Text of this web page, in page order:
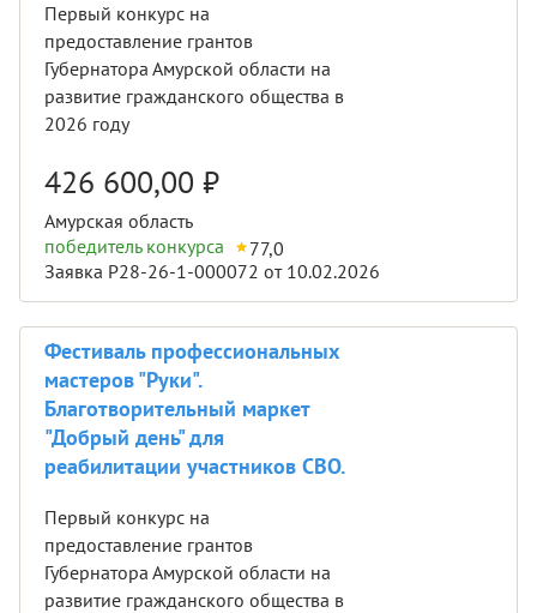
Первый конкурс на
предоставление грантов
Губернатора Амурской области на
развитие гражданского общества в
2026 году
426 600,00 ₽
Амурская область
победитель конкурса
77,0
Заявка Р28-26-1-000072 от 10.02.2026
Фестиваль профессиональных
мастеров "Руки".
Благотворительный маркет
"Добрый день" для
реабилитации участников СВО.
Первый конкурс на
предоставление грантов
Губернатора Амурской области на
развитие гражданского общества в